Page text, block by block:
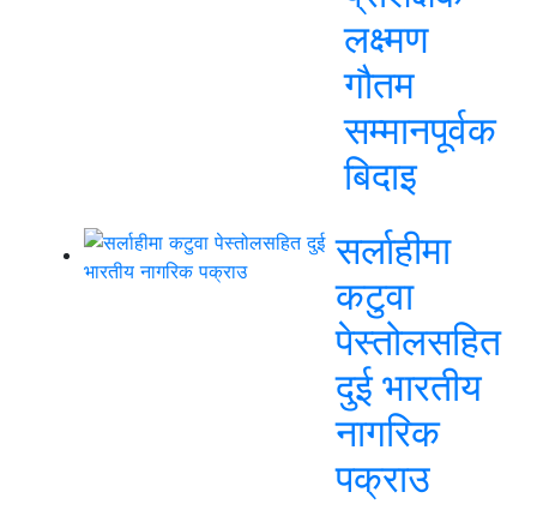
लक्ष्मण
गौतम
सम्मानपूर्वक
बिदाइ
सर्लाहीमा
कटुवा
पेस्तोलसहित
दुई भारतीय
नागरिक
पक्राउ